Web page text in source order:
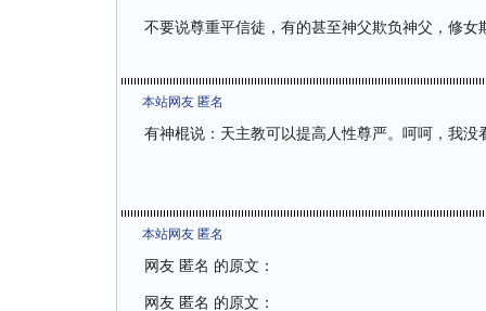
不要说尊重平信徒，有的甚至神父欺负神父，修女
本站网友 匿名
有神棍说：天主教可以提高人性尊严。呵呵，我
本站网友 匿名
网友 匿名 的原文：
网友 匿名 的原文：